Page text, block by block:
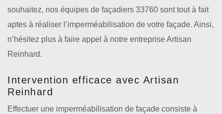
souhaitez, nos équipes de façadiers 33760 sont tout à fait
aptes à réaliser l’imperméabilisation de votre façade. Ainsi,
n’hésitez plus à faire appel à notre entreprise Artisan
Reinhard.
Intervention efficace avec Artisan
Reinhard
Effectuer une imperméabilisation de façade consiste à